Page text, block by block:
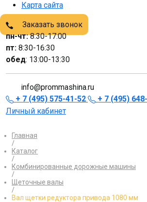
Карта сайта
Заказать звонок
пн-чт:8:30-17:00
пт: 8:30-16:30
обед: 13:00-13:30
info@prommashina.ru
+ 7 (495) 575-41-52
+ 7 (495)
Личный кабинет
Главная
/
Каталог
/
Комбинированные дорожные машины
/
Щеточные валы
/
Вал щетки редуктора привода 1080 мм